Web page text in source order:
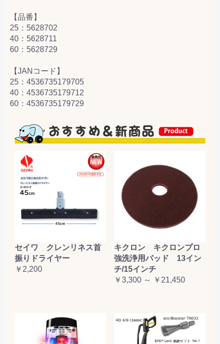
【品番】
25：5628702
40：5628711
60：5628729
【JANコード】
25：4536735179705
40：4536735179712
60：4536735179729
セイワ クレンリネス首
振りドライヤー
￥2,200
キクロン キクロンプロ
強洗浄用パッド 13イン
チ/15インチ
￥3,300 ～ ￥21,450